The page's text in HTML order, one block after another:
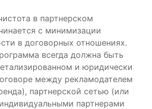
в партнерском
с минимизации
в договорных отношениях.
всегда должна быть
и юридически
между рекламодателем
партнерской сетью (или
партнерами